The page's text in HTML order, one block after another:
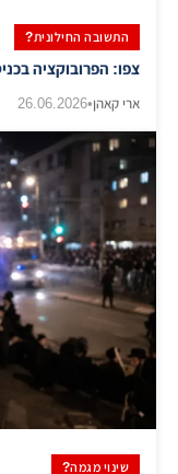
התשובה החילונית?
צפו: הפרובוקציה
ארי קאהן•
26.06.2026
שינוי מגמה?